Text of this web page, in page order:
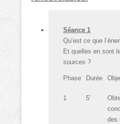
Séance 1
Qu’est ce que
Et quelles en sont
sources ?
Phase Durée
1 5’
des